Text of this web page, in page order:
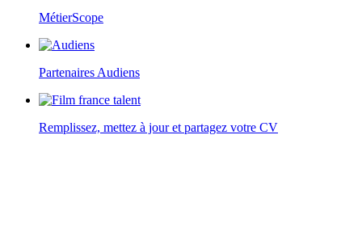
MétierScope
Partenaires Audiens
Remplissez, mettez à jour et partagez votre CV